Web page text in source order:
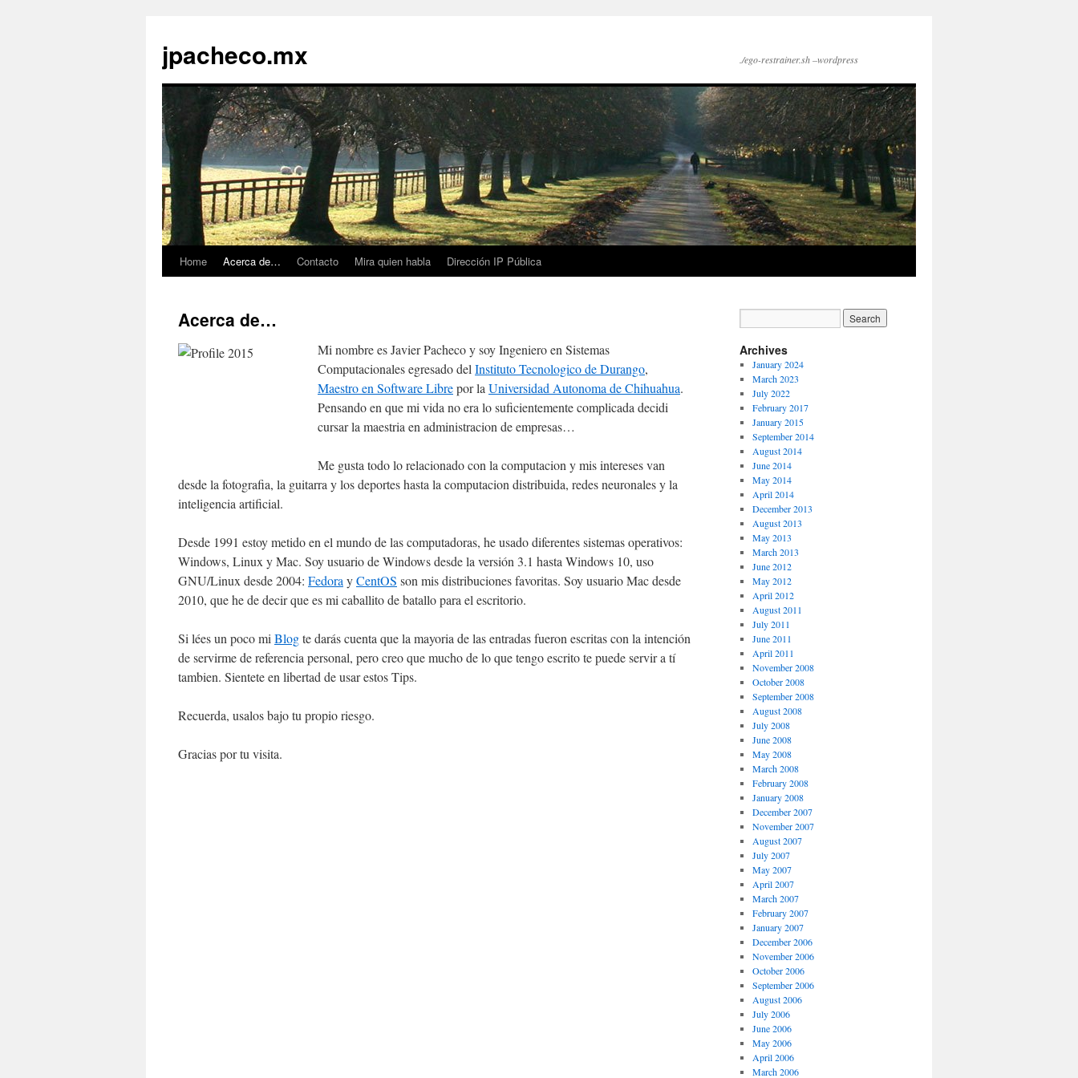
jpacheco.mx ./ego-restrainer.sh –wordpress
Skip
content
Home Acerca de… Contacto Mira quien habla Dirección IP Pública
Acerca de…
Mi nombre es Javier Pacheco y soy Ingeniero en Sistemas
Computacionales egresado del Instituto Tecnologico de Durango,
Maestro en Software Librepor la Universidad Autonoma de Chihuahua.
Pensando en que mi vida no era lo suficientemente complicada decidi
cursar la maestria en administracion de empresas…
Me gusta todo lo relacionado con la computacion y mis intereses van
desde la fotografia, la guitarra y los deportes hasta la computacion distribuida, redes neuronales y la
inteligencia artificial.
Desde 1991 estoy metido en el mundo de las computadoras, he usado diferentes sistemas operativos:
Windows, Linux y Mac. Soy usuario de Windows desde la versión 3.1 hasta Windows 10, uso
GNU/Linux desde 2004: Fedora yCentOS son mis distribuciones favoritas. Soy usuario Mac desde
2010, que he de decir que es mi caballito de batallo para el escritorio.
Si lées un poco mi Blogte darás cuenta que la mayoria de las entradas fueron escritas con la intención
de servirme de referencia personal, pero creo que mucho de lo que tengo escrito te puede servir a tí
tambien. Sientete en libertad de usar estos Tips.
Recuerda, usalos bajo tu propio riesgo.
Gracias por tu visita.
Archives
January 2024
March 2023
July 2022
February 2017
January 2015
September 2014
August 2014
June 2014
May 2014
April 2014
December 2013
August 2013
May 2013
March 2013
June 2012
May 2012
April 2012
August 2011
July 2011
June 2011
April 2011
November 2008
October 2008
September 2008
August 2008
July 2008
June 2008
May 2008
March 2008
February 2008
January 2008
December 2007
November 2007
August 2007
July 2007
May 2007
April 2007
March 2007
February 2007
January 2007
December 2006
November 2006
October 2006
September 2006
August 2006
July 2006
June 2006
May 2006
April 2006
March 2006